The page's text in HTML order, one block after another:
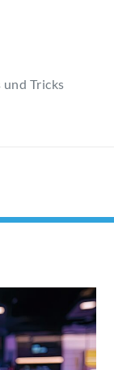
Tricks